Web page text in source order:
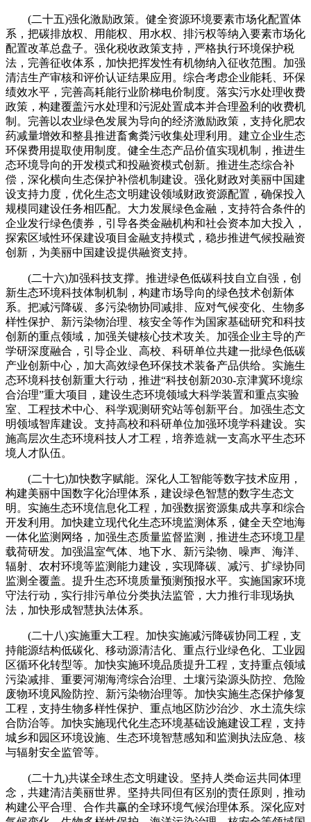
(二十五)强化激励政策。健全资源环境要素市场化配置体
系，把碳排放权、用能权、用水权、排污权等纳入要素市场化
配置改革总盘子。强化税收政策支持，严格执行环境保护税
法，完善征收体系，加快把挥发性有机物纳入征收范围。加强
清洁生产审核和评价认证结果应用。综合考虑企业能耗、环保
绩效水平，完善高耗能行业阶梯电价制度。落实污水处理收费
政策，构建覆盖污水处理和污泥处置成本并合理盈利的收费机
制。完善以农业绿色发展为导向的经济激励政策，支持化肥农
药减量增效和整县推进畜禽粪污收集处理利用。建立企业生态
环保费用提取使用制度。健全生态产品价值实现机制，推进生
态环境导向的开发模式和投融资模式创新。推进生态综合补
偿，深化横向生态保护补偿机制建设。强化财政对美丽中国建
设支持力度，优化生态文明建设领域财政资源配置，确保投入
规模同建设任务相匹配。大力发展绿色金融，支持符合条件的
企业发行绿色债券，引导各类金融机构和社会资本加大投入，
探索区域性环保建设项目金融支持模式，稳步推进气候投融资
创新，为美丽中国建设提供融资支持。
(二十六)加强科技支撑。推进绿色低碳科技自立自强，创
新生态环境科技体制机制，构建市场导向的绿色技术创新体
系。把减污降碳、多污染物协同减排、应对气候变化、生物多
样性保护、新污染物治理、核安全等作为国家基础研究和科技
创新的重点领域，加强关键核心技术攻关。加强企业主导的产
学研深度融合，引导企业、高校、科研单位共建一批绿色低碳
产业创新中心，加大高效绿色环保技术装备产品供给。实施生
态环境科技创新重大行动，推进“科技创新2030-京津冀环境综
合治理”重大项目，建设生态环境领域大科学装置和重点实验
室、工程技术中心、科学观测研究站等创新平台。加强生态文
明领域智库建设。支持高校和科研单位加强环境学科建设。实
施高层次生态环境科技人才工程，培养造就一支高水平生态环
境人才队伍。
(二十七)加快数字赋能。深化人工智能等数字技术应用，
构建美丽中国数字化治理体系，建设绿色智慧的数字生态文
明。实施生态环境信息化工程，加强数据资源集成共享和综合
开发利用。加快建立现代化生态环境监测体系，健全天空地海
一体化监测网络，加强生态质量监督监测，推进生态环境卫星
载荷研发。加强温室气体、地下水、新污染物、噪声、海洋、
辐射、农村环境等监测能力建设，实现降碳、减污、扩绿协同
监测全覆盖。提升生态环境质量预测预报水平。实施国家环境
守法行动，实行排污单位分类执法监管，大力推行非现场执
法，加快形成智慧执法体系。
(二十八)实施重大工程。加快实施减污降碳协同工程，支
持能源结构低碳化、移动源清洁化、重点行业绿色化、工业园
区循环化转型等。加快实施环境品质提升工程，支持重点领域
污染减排、重要河湖海湾综合治理、土壤污染源头防控、危险
废物环境风险防控、新污染物治理等。加快实施生态保护修复
工程，支持生物多样性保护、重点地区防沙治沙、水土流失综
合防治等。加快实施现代化生态环境基础设施建设工程，支持
城乡和园区环境设施、生态环境智慧感知和监测执法应急、核
与辐射安全监管等。
(二十九)共谋全球生态文明建设。坚持人类命运共同体理
念，共建清洁美丽世界。坚持共同但有区别的责任原则，推动
构建公平合理、合作共赢的全球环境气候治理体系。深化应对